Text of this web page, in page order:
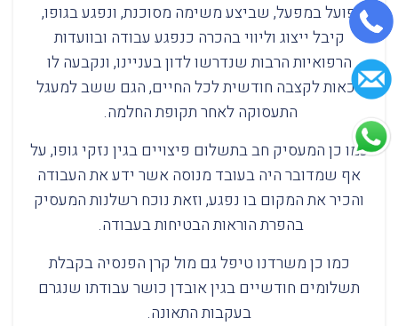
פועל במפעל, שביצע משימה מסוכנת, ונפגע בגופו,
קיבל ייצוג וליווי בהכרה כנפגע עבודה ובוועדות
הרפואיות הרבות שנדרשו לדון בעניינו, ונקבעה לו
זכאות לקצבה חודשית לכל החיים, הגם ששב למעגל
התעסוקה לאחר תקופת החלמה.
כמו כן המעסיק חב בתשלום פיצויים בגין נזקי גופו, על
אף שמדובר היה בעובד מנוסה אשר ידע את העבודה
והכיר את המקום בו נפגע, וזאת נוכח רשלנות המעסיק
בהפרת הוראות הבטיחות בעבודה.
כמו כן משרדנו טיפל גם מול קרן הפנסיה בקבלת
תשלומים חודשיים בגין אובדן כושר עבודתו שנגרם
בעקבות התאונה.